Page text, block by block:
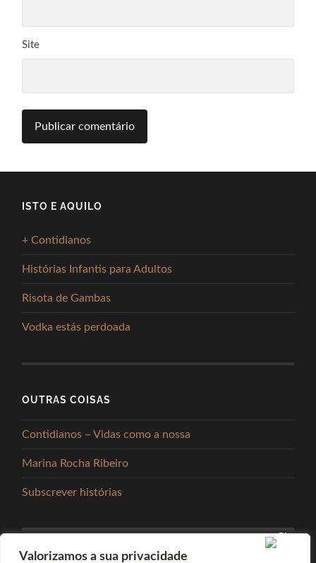
Valorizamos a sua privacidade
Site
ISTO E AQUILO
+ Contidianos
Histórias Infantis para Adultos
Risota de Gambas
Vodka estás perdoada
OUTRAS COISAS
Contidianos – Vidas como a nossa
Marina Rocha Ribeiro
Subscrever histórias